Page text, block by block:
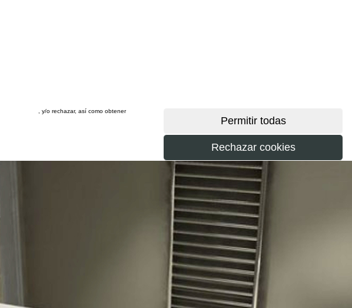
, y/o rechazar, así como obtener